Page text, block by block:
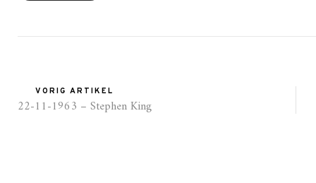
VORIG ARTIKEL
22-11-1963 – Stephen King